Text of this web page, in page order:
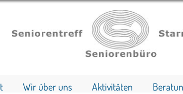
Wir über uns Aktivitäten